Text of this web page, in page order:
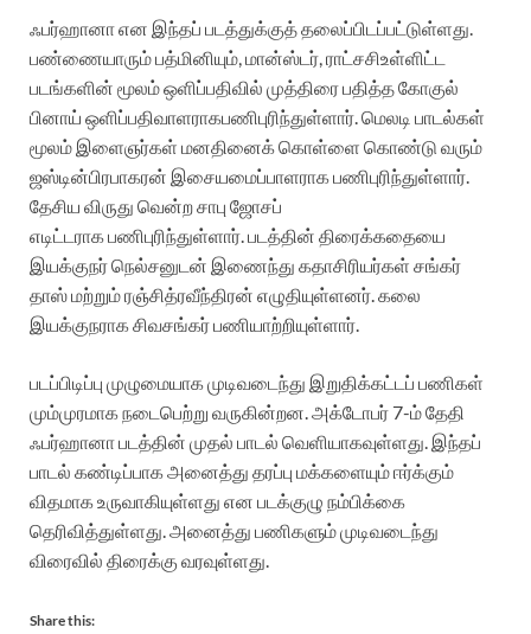
ஃபர்ஹானாஎன இந்தப் படத்துக்குத்தலைப்பிடப்பட்டுள்ளது
பண்ணையாரும்பத்மினியும் மான்ஸ்டர் ராட்சசிஉள்ளிட்ட
படங்களின் மூலம்ஒளிப்பதிவில் முத்திரைபதித்தகோகுல்
பினாய் ஒளிப்பதிவாளராகபணிபுரிந்துள்ளார் மெலடி பாடல்கள்
மூலம் இளைஞர்கள் மனதினைக்கொள்ளை கொண்டு வரும்
ஜஸ்டின்பிரபாகரன் இசையமைப்பாளராகபணிபுரிந்துள்ளார்
தேசிய விருது வென்றசாபு ஜோசப்
எடிட்டராகபணிபுரிந்துள்ளார் படத்தின் திரைக்கதையை
இயக்குநர்நெல்சனுடன் இணைந்து கதாசிரியர்கள் சங்கர்
தாஸ்மற்றும்ரஞ்சித்ரவீந்திரன் எழுதியுள்ளனர் கலை
இயக்குநராகசிவசங்கர்பணியாற்றியுள்ளார்
படப்பிடிப்பு முழுமையாகமுடிவடைந்து இறுதிக்கட்டப் பணிகள்
மும்முரமாகநடைபெற்று வருகின்றன அக்டோபர் 7-ம்தேதி
ஃபர்ஹானாபடத்தின் முதல் பாடல் வெளியாகவுள்ளது இந்தப்
பாடல் கண்டிப்பாகஅனைத்து தரப்பு மக்களையும்ஈர்க்கும்
விதமாகஉருவாகியுள்ளது என படக்குழு நம்பிக்கை
தெரிவித்துள்ளது அனைத்து பணிகளும்முடிவடைந்து
விரைவில் திரைக்கு வரவுள்ளது
Share this: